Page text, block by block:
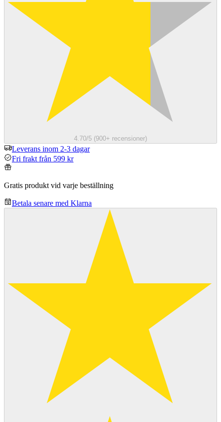
4.70/5 (900+ recensioner)
Leverans inom 2-3 dagar
Fri frakt från 599 kr
Gratis produkt vid varje beställning
Betala senare med Klarna